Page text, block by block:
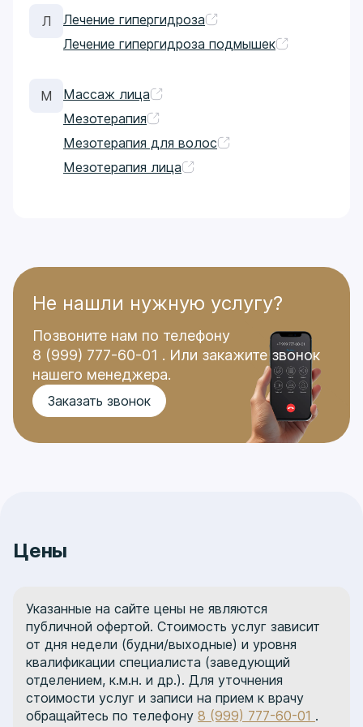
Л
Лечение гипергидроза
Лечение гипергидроза подмышек
М
Массаж лица
Мезотерапия
Мезотерапия для волос
Мезотерапия лица
Заказать звонок
Не нашли нужную услугу?
Позвоните нам по телефону
8 (999) 777-60-01 . Или закажите звонок
нашего менеджера.
Цены
Указанные на сайте цены не являются
публичной офертой. Стоимость услуг зависит
от дня недели (будни/выходные) и уровня
квалификации специалиста (заведующий
отделением, к.м.н. и др.). Для уточнения
стоимости услуг и записи на прием к врачу
обращайтесь по телефону 8 (999) 777-60-01 .